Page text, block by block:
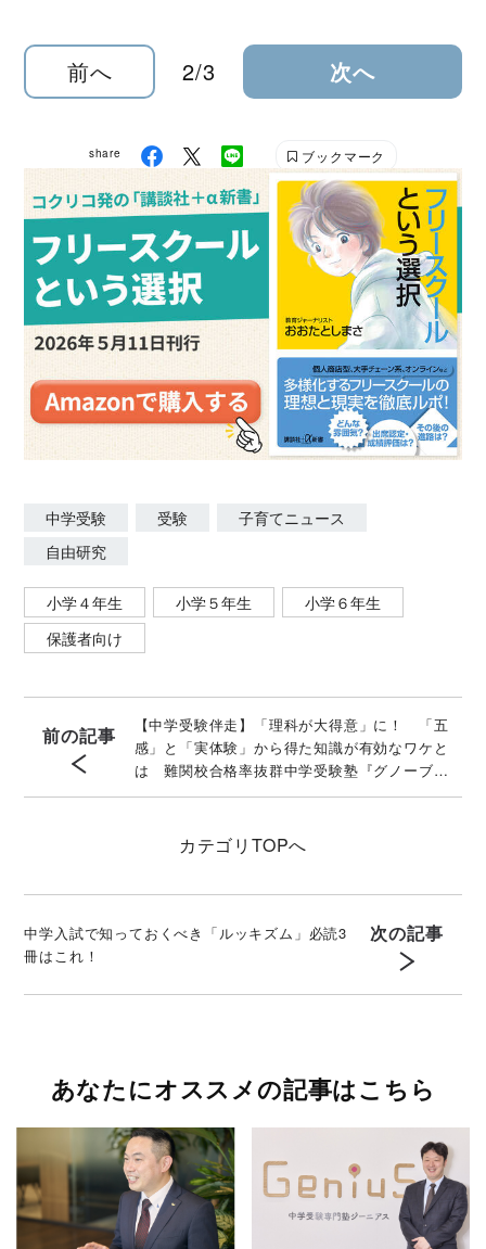
前へ 2/3 次へ
share ブックマーク
中学受験 受験
子育てニュース
自由研究
小学４年生 小学５年生
小学６年生
保護者向け
前の記事
【中学受験伴走】「理科が大得意」に！ 「五
感」と「実体験」から得た知識が有効なワケと
は 難関校合格率抜群中学受験塾『グノーブ
ル』ベテラン専任講師が解説
カテゴリ TOPへ
中学入試で知っておくべき「ルッキズム」必読3
冊はこれ！
次の記事
あなたにオススメの記事はこちら